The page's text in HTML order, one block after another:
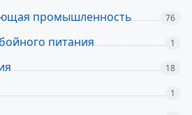
промышленность 76
питания 1
18
1